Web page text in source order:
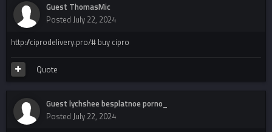
Guest ThomasMic
Posted July 22, 2024
http://ciprodelivery.pro/# buy cipro
Quote
Guest lychshee besplatnoe porno_
Posted July 22, 2024